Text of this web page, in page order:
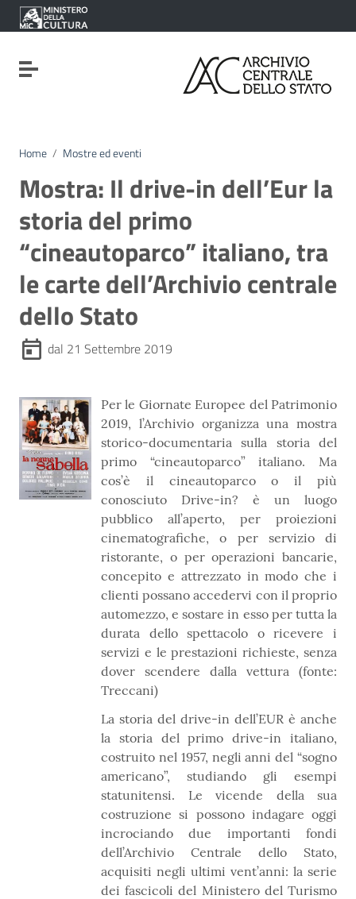
Vai ai contenuti
Vai al menu di navigazione
Vai al footer
Attiva / disattiva la navigazione
Home / Mostre ed eventi
Mostra: Il drive-in dell’Eur la
storia del primo
“cineautoparco” italiano, tra
le carte dell’Archivio centrale
dello Stato
dal 21 Settembre 2019
Per le Giornate Europee del Patrimonio
2019, l’Archivio organizza una mostra
storico-documentaria sulla storia del
primo “cineautoparco” italiano. Ma
cos’è il cineautoparco o il più
conosciuto Drive-in? è un luogo
pubblico all’aperto, per proiezioni
cinematografiche, o per servizio di
ristorante, o per operazioni bancarie,
concepito e attrezzato in modo che i
clienti possano accedervi con il proprio
automezzo, e sostare in esso per tutta la
durata dello spettacolo o ricevere i
servizi e le prestazioni richieste, senza
dover scendere dalla vettura (fonte:
Treccani)
La storia del drive-in dell’EUR è anche
la storia del primo drive-in italiano,
costruito nel 1957, negli anni del “sogno
americano”, studiando gli esempi
statunitensi. Le vicende della sua
costruzione si possono indagare oggi
incrociando due importanti fondi
dell’Archivio Centrale dello Stato,
acquisiti negli ultimi vent’anni: la serie
dei fascicoli del Ministero del Turismo